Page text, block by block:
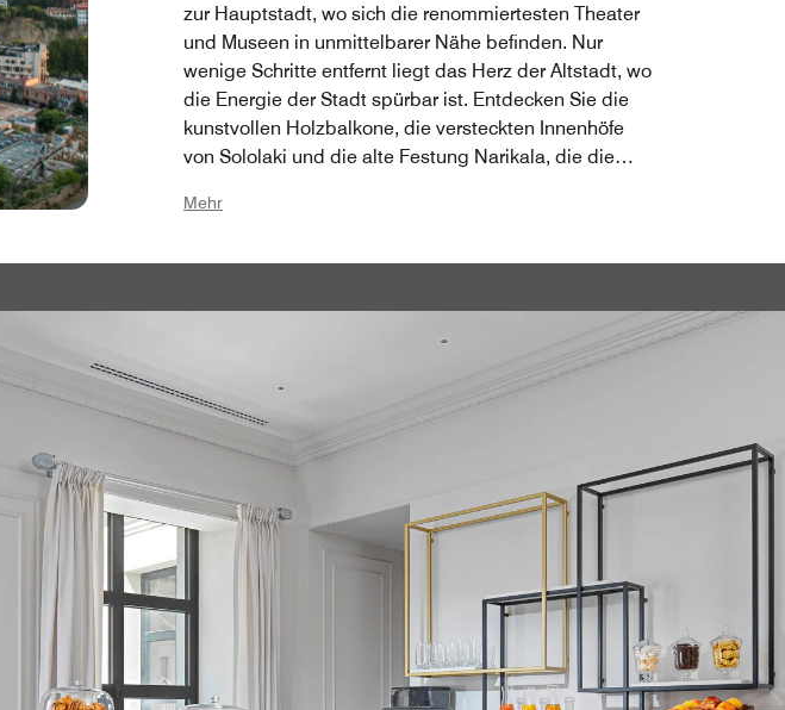
zur Hauptstadt, wo sich die renommiertesten Theater
und Museen in unmittelbarer Nähe befinden. Nur
wenige Schritte entfernt liegt das Herz der Altstadt, wo
die Energie der Stadt spürbar ist. Entdecken Sie die
kunstvollen Holzbalkone, die versteckten Innenhöfe
von Sololaki und die alte Festung Narikala, die die
Schwefelbädern von Abanotubani bis zu den
Brücke – unsere Lage schlägt den Bogen zwischen
Gassen der Altstadt schlendern oder den Luxus des
Stadtzentrums genießen, das Tbilisi Marriott bleibt
Ihre authentische Verbindung zur Seele von Tiflis.
Mehr